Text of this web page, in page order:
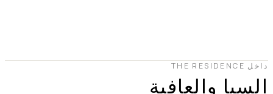
داخل THE RESIDENCE
السبا والعافية